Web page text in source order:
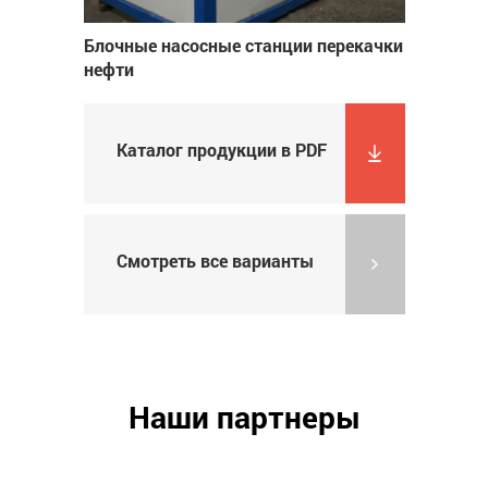
Блочные насосные станции перекачки
нефти
Каталог продукции в PDF
Смотреть все варианты
Наши партнеры